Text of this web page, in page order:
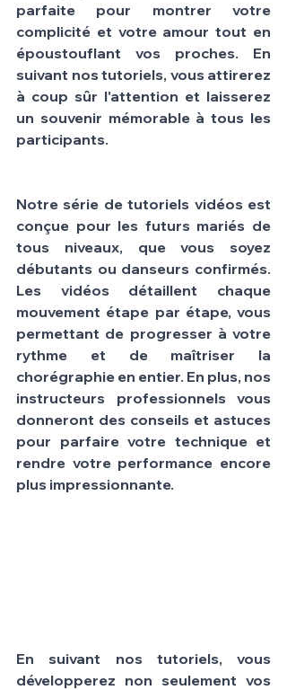
parfaite pour montrer votre
complicité et votre amour tout en
époustouflant vos proches. En
suivant nos tutoriels, vous attirerez
à coup sûr l'attention et laisserez
un souvenir mémorable à tous les
participants.
Notre série de tutoriels vidéos est
conçue pour les futurs mariés de
tous niveaux, que vous soyez
débutants ou danseurs confirmés.
Les vidéos détaillent chaque
mouvement étape par étape, vous
permettant de progresser à votre
rythme et de maîtriser la
chorégraphie en entier. En plus, nos
instructeurs professionnels vous
donneront des conseils et astuces
pour parfaire votre technique et
rendre votre performance encore
plus impressionnante.
En suivant nos tutoriels, vous
développerez non seulement vos